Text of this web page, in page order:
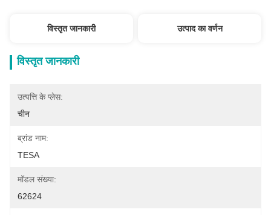
विस्तृत जानकारी उत्पाद का वर्णन
विस्तृत जानकारी
उत्पत्ति के प्लेस:
चीन
ब्रांड नाम:
TESA
मॉडल संख्या:
62624